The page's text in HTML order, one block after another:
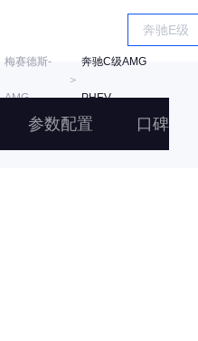
梅赛德斯-
AMG
＞
奔驰C级AMG
PHEV
参数配置 口碑